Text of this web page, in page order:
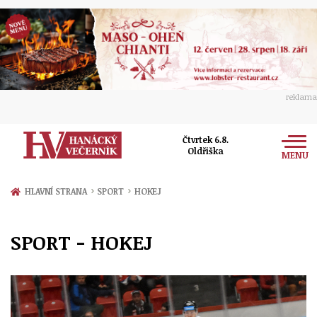
reklama
Čtvrtek 6.8.
Oldřiška
MENU
Zprávy
Přerov
Politika
Ekonomika
Kultura
Hudba
Společnost
Ženy
Sport
HLAVNÍ STRANA › SPORT › HOKEJ
SPORT - HOKEJ